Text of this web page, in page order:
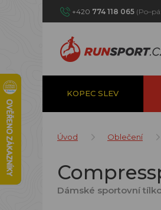
+420 774 118 065
KOPEC SLEV
Úvod Oblečení
Dámské sportovní